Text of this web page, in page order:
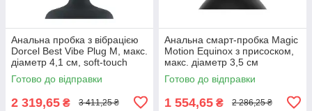
Анальна пробка з вібрацією
Dorcel Best Vibe Plug M, макс.
діаметр 4,1 см, soft-touch
силікон 777Store.com.ua
Готово до відправки
2 319,65 ₴ 3 411,25 ₴
Анальна смарт-пробка Magic
Motion Equinox з присоском,
макс. діаметр 3,5 см
777Store.com.ua
Готово до відправки
1 554,65 ₴ 2 286,25 ₴